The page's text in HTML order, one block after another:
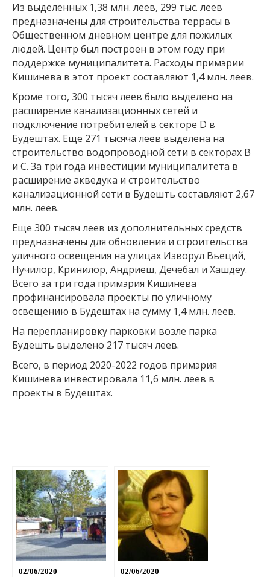
Из выделенных 1,38 млн. леев, 299 тыс. леев
предназначены для строительства террасы в
Общественном дневном центре для пожилых
людей. Центр был построен в этом году при
поддержке муниципалитета. Расходы примэрии
Кишинева в этот проект составляют 1,4 млн. леев.
Кроме того, 300 тысяч леев было выделено на
расширение канализационных сетей и
подключение потребителей в секторе D в
Будештах. Еще 271 тысяча леев выделена на
строительство водопроводной сети в секторах В
и С. За три года инвестиции муниципалитета в
расширение акведука и строительство
канализационной сети в Будешть составляют 2,67
млн. леев.
Еще 300 тысяч леев из дополнительных средств
предназначены для обновления и строительства
уличного освещения на улицах Изворул Вьеций,
Нучилор, Кринилор, Андриеш, Дечебал и Хашдеу.
Всего за три года примэрия Кишинева
профинансировала проекты по уличному
освещению в Будештах на сумму 1,4 млн. леев.
На перепланировку парковки возле парка
Будешть выделено 217 тысяч леев.
Всего, в период 2020-2022 годов примэрия
Кишинева инвестировала 11,6 млн. леев в
проекты в Будештах.
02/06/2020 02/06/2020